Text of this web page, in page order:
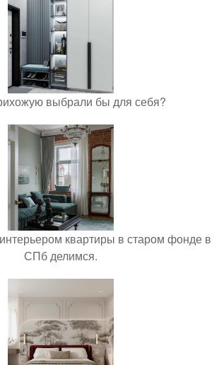
выбрали бы для себя?
квартиры в старом фонде в
СПб делимся.